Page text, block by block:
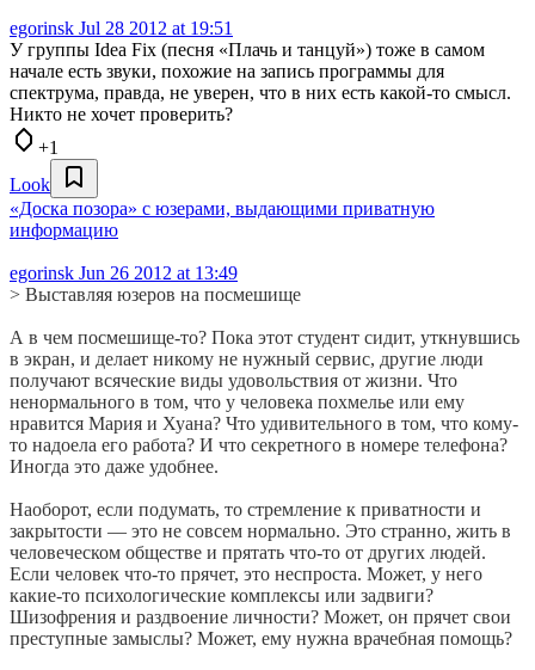
egorinsk Jul 28 2012 at 19:51
У группы Idea Fix (песня «Плачь и танцуй») тоже в самом
начале есть звуки, похожие на запись программы для
спектрума, правда, не уверен, что в них есть какой-то смысл.
Никто не хочет проверить?
+1
Look
«Доска позора» с юзерами, выдающими приватную
информацию
egorinsk Jun 26 2012 at 13:49
> Выставляя юзеров на посмешище
А в чем посмешище-то? Пока этот студент сидит, уткнувшись
в экран, и делает никому не нужный сервис, другие люди
получают всяческие виды удовольствия от жизни. Что
ненормального в том, что у человека похмелье или ему
нравится Мария и Хуана? Что удивительного в том, что кому-
то надоела его работа? И что секретного в номере телефона?
Иногда это даже удобнее.
Наоборот, если подумать, то стремление к приватности и
закрытости — это не совсем нормально. Это странно, жить в
человеческом обществе и прятать что-то от других людей.
Если человек что-то прячет, это неспроста. Может, у него
какие-то психологические комплексы или задвиги?
Шизофрения и раздвоение личности? Может, он прячет свои
преступные замыслы? Может, ему нужна врачебная помощь?